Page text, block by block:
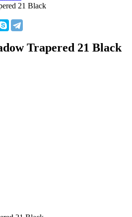
21 Black
Trapered 21 Black